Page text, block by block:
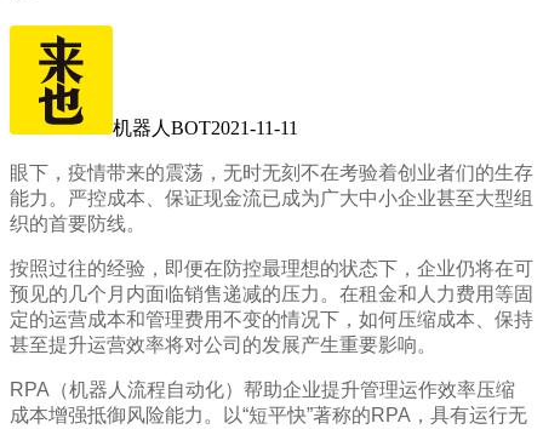
机器人BOT2021-11-11
眼下，疫情带来的震荡，无时无刻不在考验着创业者们的生存
能力。严控成本、保证现金流已成为广大中小企业甚至大型组
织的首要防线。
按照过往的经验，即便在防控最理想的状态下，企业仍将在可
预见的几个月内面临销售递减的压力。在租金和人力费用等固
定的运营成本和管理费用不变的情况下，如何压缩成本、保持
甚至提升运营效率将对公司的发展产生重要影响。
RPA（机器人流程自动化）帮助企业提升管理运作效率压缩
成本增强抵御风险能力。以“短平快”著称的RPA，具有运行无